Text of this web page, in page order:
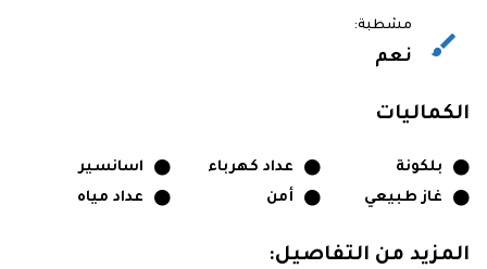
مشطبة:
نعم
الكماليات
بلكونة عداد كهرباء
اسانسير
غاز طبيعي
أمن عداد مياه
المزيد من التفاصيل: